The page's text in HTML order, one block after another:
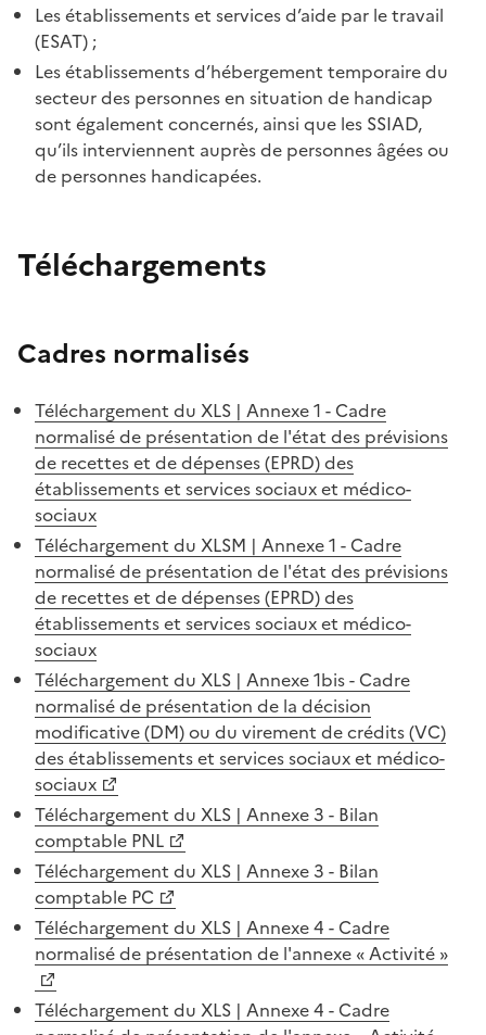
Les établissements et services d’aide par le travail
(ESAT) ;
Les établissements d’hébergement temporaire du
secteur des personnes en situation de handicap
sont également concernés, ainsi que les SSIAD,
qu’ils interviennent auprès de personnes âgées ou
de personnes handicapées.
Téléchargements
Cadres normalisés
Téléchargement du XLS | Annexe 1 - Cadre
normalisé de présentation de l'état des prévisions
de recettes et de dépenses (EPRD) des
établissements et services sociaux et médico-
sociaux
Téléchargement du XLSM | Annexe 1 - Cadre
normalisé de présentation de l'état des prévisions
de recettes et de dépenses (EPRD) des
établissements et services sociaux et médico-
sociaux
Téléchargement du XLS | Annexe 1bis - Cadre
normalisé de présentation de la décision
modificative (DM) ou du virement de crédits (VC)
des établissements et services sociaux et médico-
sociaux
Téléchargement du XLS | Annexe 3 - Bilan
comptable PNL
Téléchargement du XLS | Annexe 3 - Bilan
comptable PC
Téléchargement du XLS | Annexe 4 - Cadre
normalisé de présentation de l'annexe « Activité »
Téléchargement du XLS | Annexe 4 - Cadre